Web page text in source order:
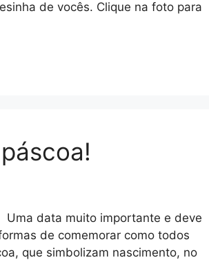
de vocês. Clique na foto para
Uma data muito importante e deve
de comemorar como todos
que simbolizam nascimento, no